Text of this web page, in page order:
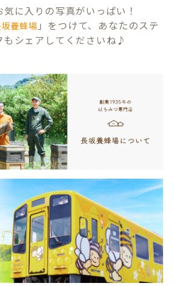
に入りの写真がいっぱい！
養蜂場 」をつけて、あなたのステ
もシェアしてくださいね♪